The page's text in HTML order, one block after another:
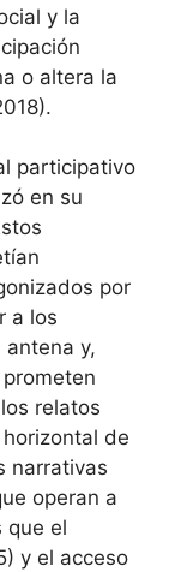
y la
o altera la
participativo
en su
por
a los
y,
relatos
de
narrativas
operan a
que el
y el acceso